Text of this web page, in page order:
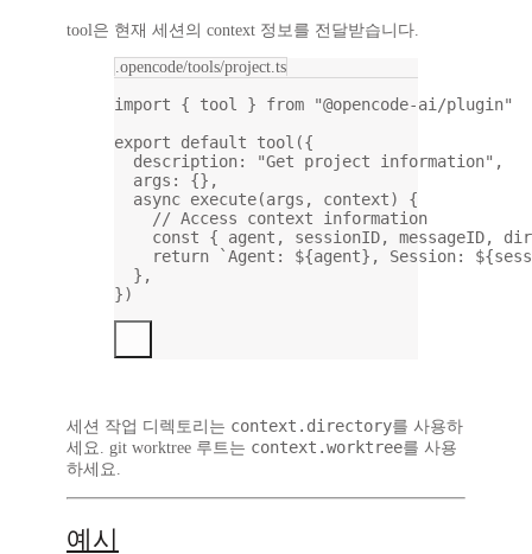
tool은 현재 세션의 context 정보를 전달받습니다.
.opencode/tools/project.ts
import { tool } from
"@opencode-ai/plugin"
export
default tool ({
description:
"Get project information" ,
args: {},
async execute(args , context) {
// Access context information
const { agent , sessionID, messageID,
return
`Agent: ${agent}, Session: ${
},
})
세션 작업 디렉토리는 context.directory를 사용하
세요. git worktree 루트는 context.worktree를 사용
하세요.
예시